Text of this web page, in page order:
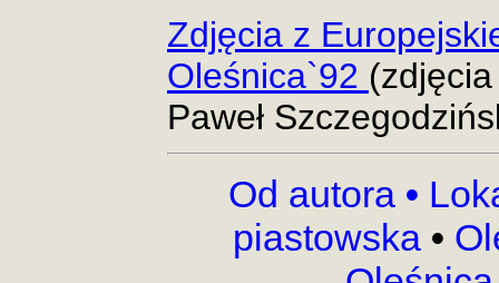
Zdjęcia z
Oleśnica`92
Paweł
Od autora •
piastowska •